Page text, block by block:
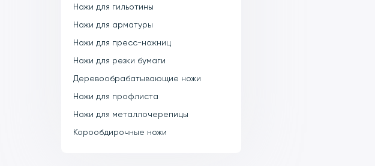
Ножи для гильотины
Ножи для арматуры
Ножи для пресс-ножниц
Ножи для резки бумаги
Деревообрабатывающие ножи
Ножи для профлиста
Ножи для металлочерепицы
Корообдирочные ножи